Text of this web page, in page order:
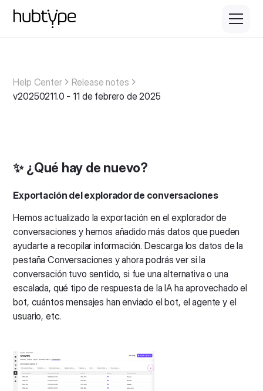
Help Center
Release notes
v20250211.0 - 11 de febrero de 2025
✨ ¿Qué hay de nuevo?
Exportación del explorador de conversaciones
Hemos actualizado la exportación en el explorador de
conversaciones y hemos añadido más datos que pueden
ayudarte a recopilar información. Descarga los datos de la
pestaña Conversaciones y ahora podrás ver si la
conversación tuvo sentido, si fue una alternativa o una
escalada, qué tipo de respuesta de la IA ha aprovechado el
bot, cuántos mensajes han enviado el bot, el agente y el
usuario, etc.